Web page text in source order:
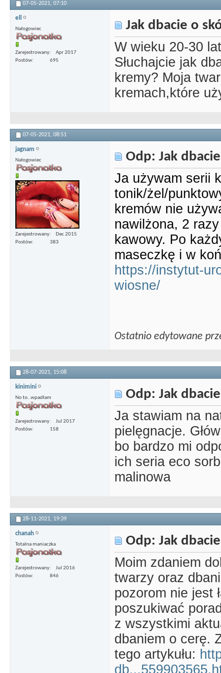
07-05-2021, 07:10
ell
Nałogowiec
Zarejestrowany
Apr 2017
Postów
695
Jak dbacie o
W wieku 20-30
Słuchajcie jak
kremy? Moja
kremach,które
07-05-2021, 08:51
jagnam
Nałogowiec
Zarejestrowany
Dec 2015
Postów
383
Odp: Jak
Ja używam serii
tonik/żel/
kremów nie
nawilżona, 2
kawowy. Po
maseczkę i w
https://instytut-
wiosne/
Ostatnio edytowane
28-07-2021, 15:08
kinimini
No to..wpadłam
Zarejestrowany
Jul 2017
Postów
158
Odp: Jak
Ja stawiam na
pielęgnacje.
bo bardzo mi
ich seria eco
malinowa
28-11-2021, 19:39
chanah
Totalna maniaczka
Zarejestrowany
Jul 2016
Postów
846
Odp: Jak
Moim zdaniem
twarzy oraz
pozorom nie jest
poszukiwać
z wszystkimi
dbaniem o cerę.
tego artykułu: